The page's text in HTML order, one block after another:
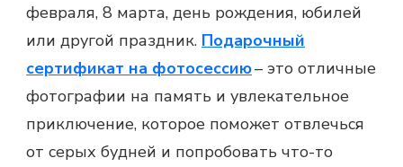
февраля, 8 марта, день рождения, юбилей
или другой праздник. Подарочный
сертификат на фотосессию– это отличные
фотографии на память и увлекательное
приключение, которое поможет отвлечься
от серых будней и попробовать что-то